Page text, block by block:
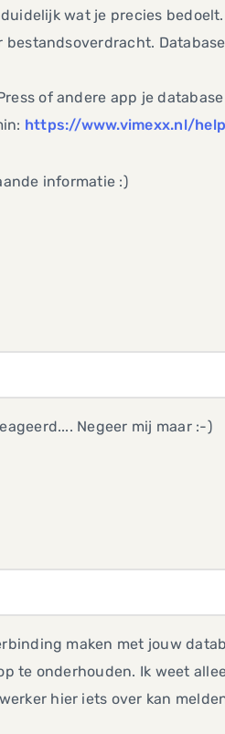
wat je precies bedoelt.
bestandsoverdracht.
of andere app je
https://www.vimexx.nl/
informatie :)
Negeer mij maar :-)
maken met jouw
te onderhouden. Ik weet
hier iets over kan